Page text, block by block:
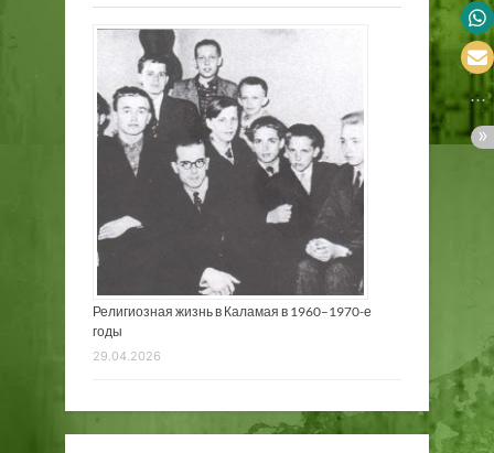
Религиозная жизнь в Каламая в 1960–1970-е
годы
29.04.2026